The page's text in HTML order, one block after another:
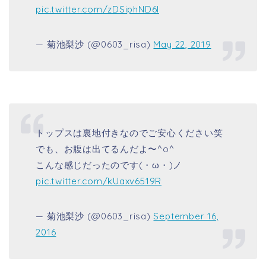
pic.twitter.com/zDSiphND6l
— 菊池梨沙 (@0603_risa) May 22, 2019
トップスは裏地付きなのでご安心ください笑
でも、お腹は出てるんだよ〜^o^
こんな感じだったのです(・ω・)ノ
pic.twitter.com/kUaxv6519R
— 菊池梨沙 (@0603_risa) September 16,
2016